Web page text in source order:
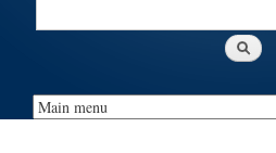
Search